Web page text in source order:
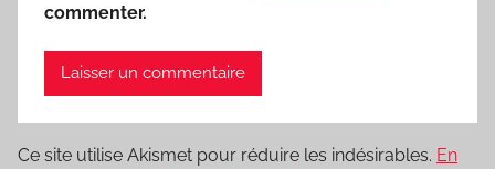
commenter.
Ce site utilise Akismet pour réduire les indésirables. En